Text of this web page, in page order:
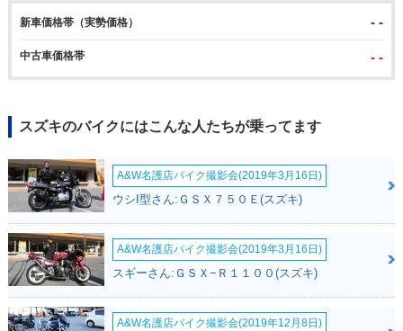
新車価格帯（実勢価格） - -
中古車価格帯 - -
スズキのバイクにはこんな人たちが乗ってます
A&W名護店バイク撮影会(2019年3月16日)
ウシI型さん:ＧＳＸ７５０Ｅ(スズキ)
A&W名護店バイク撮影会(2019年3月16日)
スギーさん:ＧＳＸ−Ｒ１１００(スズキ)
A&W名護店バイク撮影会(2019年12月8日)